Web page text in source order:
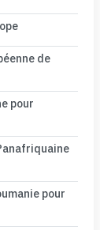
de
pour
pour